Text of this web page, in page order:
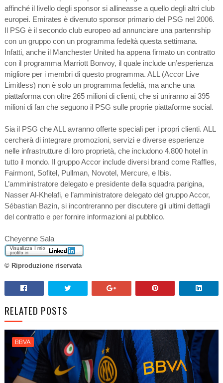
affinché il livello degli sponsor si allineasse a quello degli altri club
europei. Emirates è divenuto sponsor primario del PSG nel 2006.
Il PSG è il secondo club europeo ad annunciare una partenrship
con un gruppo con un programma fedeltà questa settimana.
Infatti, anche il Manchester United ha appena firmato un contratto
con il programma Marriott Bonvoy, il quale include un’esperienza
migliore per i membri di questo programma. ALL (Accor Live
Limitless) non è solo un programma fedeltà, ma anche una
piattaforma con oltre 265 milioni di clienti, che si uniranno ai 395
milioni di fan che seguono il PSG sulle proprie piattaforme social.
Sia il PSG che ALL avranno offerte speciali per i propri clienti. ALL
cercherà di integrare promozioni, servizi e diverse esperienze
nelle infrastrutture di loro proprietà, che includono 4.800 hotel in
tutto il mondo. Il gruppo Accor include diversi brand come Raffles,
Fairmont, Sofitel, Pullman, Novotel, Mercure, e Ibis.
L’amministratore delegato e presidente della squadra parigina,
Nasser Al-Khelafi, e l’amministratore delegato del gruppo Accor,
Sébastian Bazin, si incontreranno per discutere gli ultimi dettagli
del contratto e per fornire informazioni al pubblico.
Cheyenne Sala
© Riproduzione riservata
RELATED POSTS
BBVA